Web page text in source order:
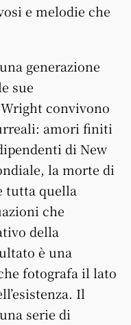
e melodie che
generazione
sue
convivono
amori finiti
di New
la morte di
tutta quella
che
della
è una
fotografa il lato
Il
serie di